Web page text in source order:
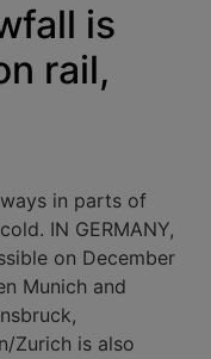
is
rail,
in parts of
IN GERMANY,
on December
Munich and
Zurich is also